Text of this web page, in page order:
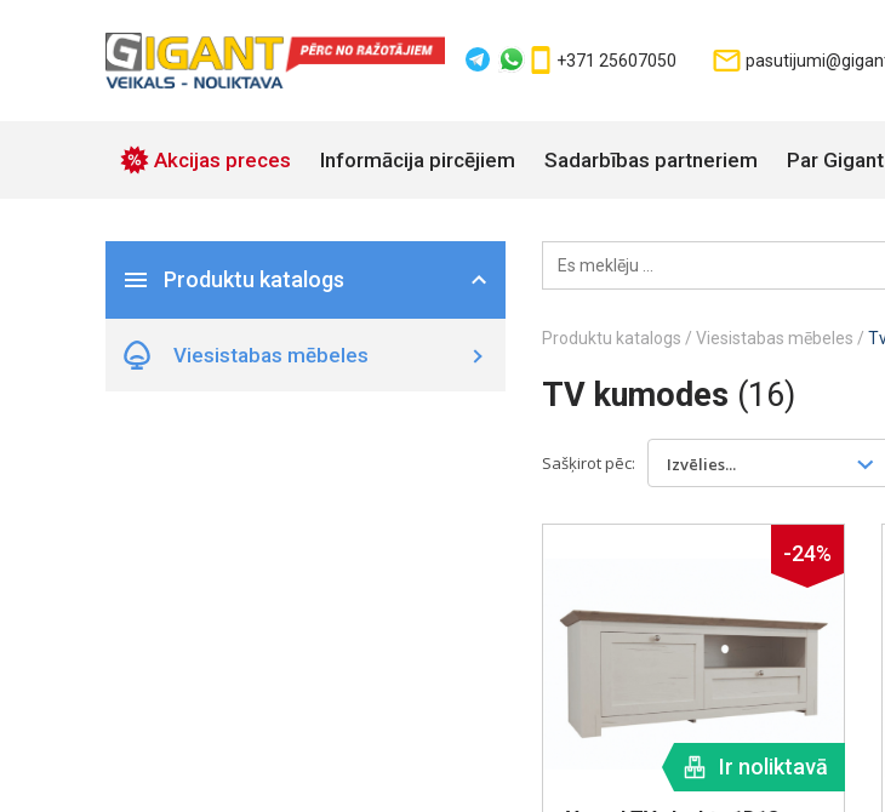
+371 25607050
Akcijas preces Informācija pircējiem Sadarbības partneriem Par Gigant
Produktu katalogs
Viesistabas mēbeles
Produktu katalogs / Viesistabas mēbeles /
TV kumodes (16)
Sašķirot pēc: Izvēlies...
-24%
Ir noliktavā